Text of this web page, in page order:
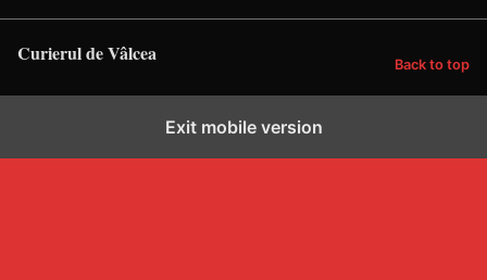
Curierul de Vâlcea Back to top
Exit mobile version